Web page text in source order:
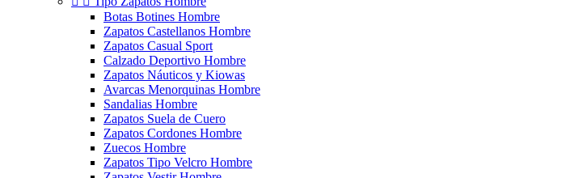
Botas Botines Hombre
Zapatos Castellanos Hombre
Zapatos Casual Sport
Calzado Deportivo Hombre
Zapatos Náuticos y Kiowas
Avarcas Menorquinas Hombre
Sandalias Hombre
Zapatos Suela de Cuero
Zapatos Cordones Hombre
Zuecos Hombre
Zapatos Tipo Velcro Hombre